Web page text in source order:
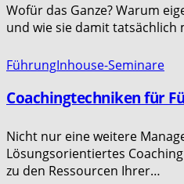
Wofür das Ganze? Warum
und wie sie damit tatsächlich
FührungInhouse-Seminare
Coachingtechniken für
Nicht nur eine weitere
Lösungsorientiertes
zu den Ressourcen Ihrer…